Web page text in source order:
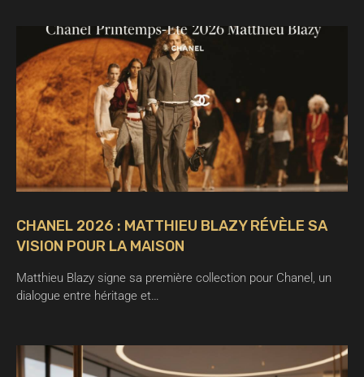
CHANEL 2026 : MATTHIEU BLAZY RÉVÈLE SA
VISION POUR LA MAISON
Matthieu Blazy signe sa première collection pour Chanel, un
dialogue entre héritage et…